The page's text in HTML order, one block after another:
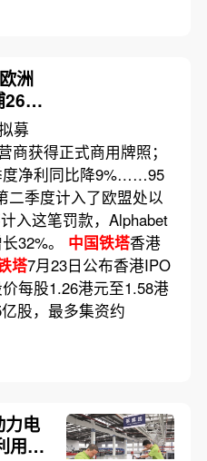
洲
26日
亿美
募
商获得正式商用牌照；
度净利同比降9%……95
二季度计入了欧盟处以
入这笔罚款，Alphabet
32%。 中国铁塔香港
塔7月23日公布香港IPO
每股1.26港元至1.58港
股，最多集资约
力电
用仍